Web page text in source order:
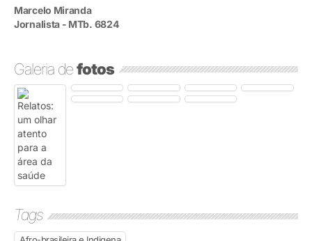
Marcelo Miranda
Jornalista - MTb. 6824
Galeria defotos
Tags